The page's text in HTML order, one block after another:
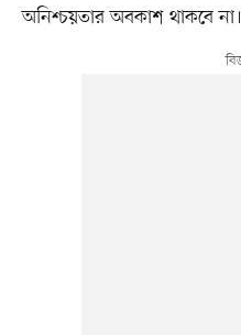
অনিশ্চয়তার অবকাশ থাকবে না।